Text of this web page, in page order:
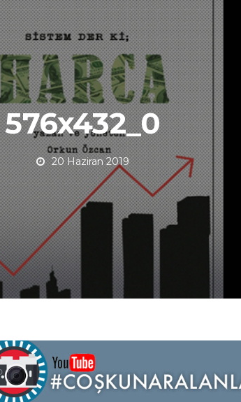
576x432_0
20 Haziran 2019